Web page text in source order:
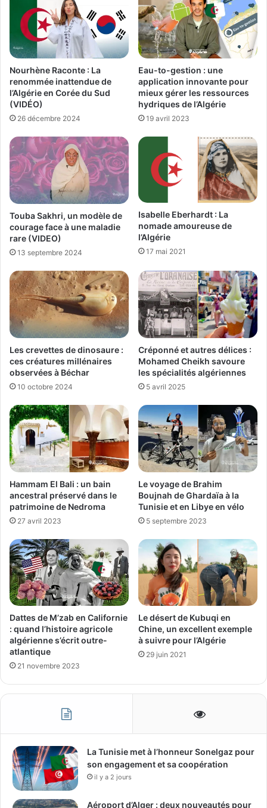
Nourhène Raconte : La
renommée inattendue de
l’Algérie en Corée du Sud
(VIDÉO)
26 décembre 2024
Eau-to-gestion : une
application innovante pour
mieux gérer les ressources
hydriques de l’Algérie
19 avril 2023
Touba Sakhri, un modèle de
courage face à une maladie
rare (VIDEO)
13 septembre 2024
Isabelle Eberhardt : La
nomade amoureuse de
l’Algérie
17 mai 2021
Les crevettes de dinosaure :
ces créatures millénaires
observées à Béchar
10 octobre 2024
Créponné et autres délices :
Mohamed Cheikh savoure
les spécialités algériennes
5 avril 2025
Hammam El Bali : un bain
ancestral préservé dans le
patrimoine de Nedroma
27 avril 2023
Le voyage de Brahim
Boujnah de Ghardaïa à la
Tunisie et en Libye en vélo
5 septembre 2023
Dattes de M’zab en Californie
: quand l’histoire agricole
algérienne s’écrit outre-
atlantique
21 novembre 2023
Le désert de Kubuqi en
Chine, un excellent exemple
à suivre pour l’Algérie
29 juin 2021
La Tunisie met à l’honneur Sonelgaz pour
son engagement et sa coopération
il y a 2 jours
Aéroport d’Alger : deux nouveautés pour